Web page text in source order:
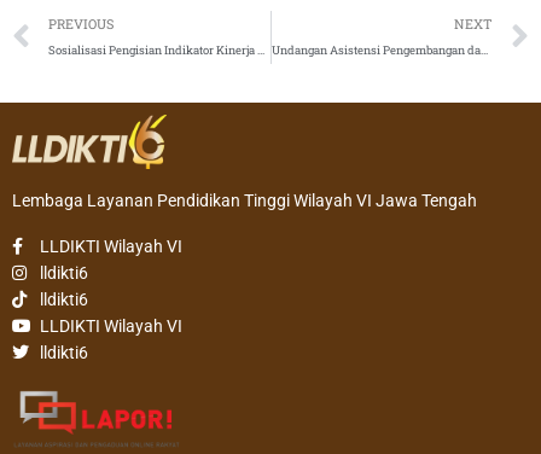
Prev
PREVIOUS
Sosialisasi Pengisian Indikator Kinerja Utama (IKU) PTS Tahun 2024
NEXT
Undangan Asistensi Pengembangan dan Inovasi BKP: Pertukaran Mahasiswa dalam Implementasi MBKM Tahun 2024
Lembaga Layanan Pendidikan Tinggi Wilayah VI Jawa Tengah
LLDIKTI Wilayah VI
lldikti6
lldikti6
LLDIKTI Wilayah VI
lldikti6